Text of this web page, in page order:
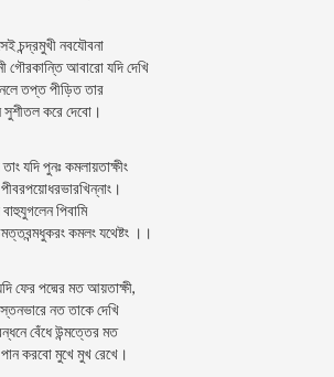
চন্দ্রমুখী নবযৌবনা
গৌরকান্তি আবারো যদি দেখি
তপ্ত পীড়িত তার
সুশীতল করে দেবো।
যদি পুনঃ কমলায়তাক্ষীং
পিবামি
কমলং যথেষ্টং ।।
ফের পদ্মের মত আয়তাক্ষী,
নত তাকে দেখি
বেঁধে উন্মত্তের মত
করবো মুখে মুখ রেখে।